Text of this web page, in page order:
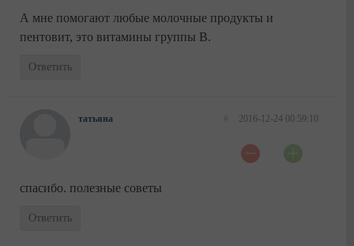
А мне помогают любые молочные продукты и
пентовит, это витамины группы В.
Ответить
татьяна 2016-12-24 00:59:10
спасибо. полезные советы
Ответить